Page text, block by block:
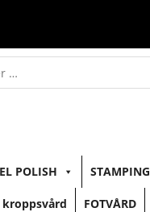
POLISH STAMPING
kroppsvård FOTVÅRD